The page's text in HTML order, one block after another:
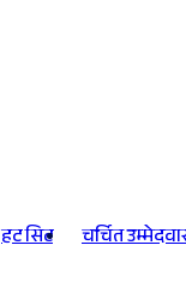
हट सिट चर्चित